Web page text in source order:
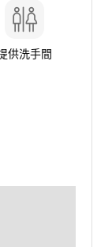
供洗手間